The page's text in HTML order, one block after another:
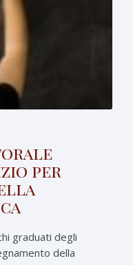
per
graduati degli
della